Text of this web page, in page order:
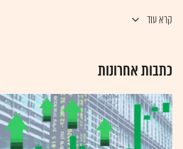
אחרים כפי שיחליט דירקטוריון
קרא עוד
כתבות אחרונות